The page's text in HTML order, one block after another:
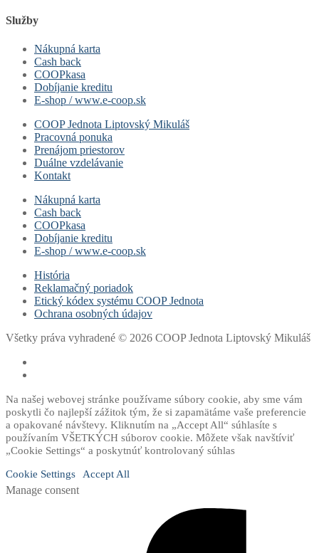
Služby
Nákupná karta
Cash back
COOPkasa
Dobíjanie kreditu
E-shop / www.e-coop.sk
COOP Jednota Liptovský Mikuláš
Pracovná ponuka
Prenájom priestorov
Duálne vzdelávanie
Kontakt
Nákupná karta
Cash back
COOPkasa
Dobíjanie kreditu
E-shop / www.e-coop.sk
História
Reklamačný poriadok
Etický kódex systému COOP Jednota
Ochrana osobných údajov
Všetky práva vyhradené © 2026 COOP Jednota Liptovský Mikuláš
Na našej webovej stránke používame súbory cookie, aby sme vám
poskytli čo najlepší zážitok tým, že si zapamätáme vaše preferencie
a opakované návštevy. Kliknutím na „Accept All“ súhlasíte s
používaním VŠETKÝCH súborov cookie. Môžete však navštíviť
„Cookie Settings“ a poskytnúť kontrolovaný súhlas
Cookie Settings Accept All
Manage consent